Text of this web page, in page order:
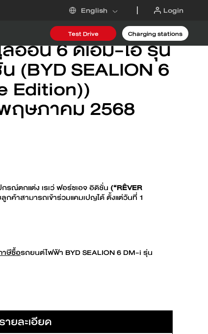
English Login
i
BYD ATTO 3
Find out more
Request an offer
Test Drive Charging stations
ยดี ชาร์จ ยัว ไลฟ์
อ้อน 6 ดีเอ็ม-ไอ รุ่น
(BYD SEALION 6
Edition))
ฤษภาคม 2568
ณ์ตกแต่ง เรเว่ ฟอร์ซเอจ อิดิชั่น (“RÊVER
กค้าสามารถเข้าร่วมแคมเปญได้ ตั้งแต่วันที่ 1
าษีซื้อรถยนต์ไฟฟ้า BYD SEALION 6 DM-i รุ่น
ายละเอียด